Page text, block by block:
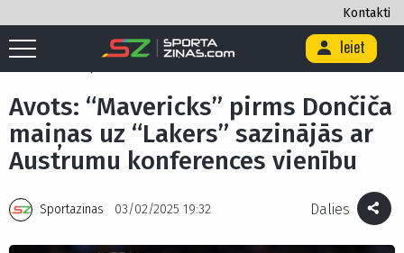
Kontakti
Ieiet
Sākums Basketbols / Avots: “Mavericks” pirms Dončiča maiņas uz
Avots: “Mavericks” pirms Dončiča
maiņas uz “Lakers” sazinājās ar
Austrumu konferences vienību
Sportazinas 03/02/2025 19:32 Dalies